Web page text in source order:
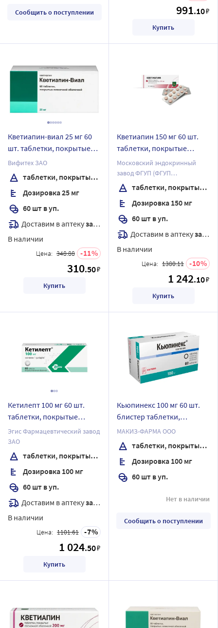
Сообщить о поступлении 991.10₽
Купить
Кветиапин-виал 25 мг 60
шт. таблетки, покрытые
пленочной оболочкой
Вифитех ЗАО
таблетки, покрытые пленочной оболочкой
Дозировка 25 мг
60 шт в уп.
Доставим в аптекузавтра
В наличии
Цена: 348.88 11
310.50₽
Купить
Кветиапин 150 мг 60 шт.
таблетки, покрытые
пленочной оболочкой
Московский эндокринный
завод ФГУП (ФГУП
"ЭНДОФАРМ")
таблетки, покрытые пленочной оболочкой
Дозировка 150 мг
60 шт в уп.
Доставим в аптекузавтра
В наличии
Цена: 1380.11 10
1 242.10₽
Купить
Кетилепт 100 мг 60 шт.
таблетки, покрытые
пленочной оболочкой
Эгис Фармацевтический завод
ЗАО
таблетки, покрытые пленочной оболочкой
Дозировка 100 мг
60 шт в уп.
Доставим в аптекузавтра
В наличии
Цена: 1101.61 7
1 024.50₽
Купить
Кьюпинекс 100 мг 60 шт.
блистер таблетки,
покрытые пленочной
оболочкой
МАКИЗ-ФАРМА ООО
таблетки, покрытые пленочной оболочкой
Дозировка 100 мг
60 шт в уп.
Нет в наличии
Сообщить о поступлении